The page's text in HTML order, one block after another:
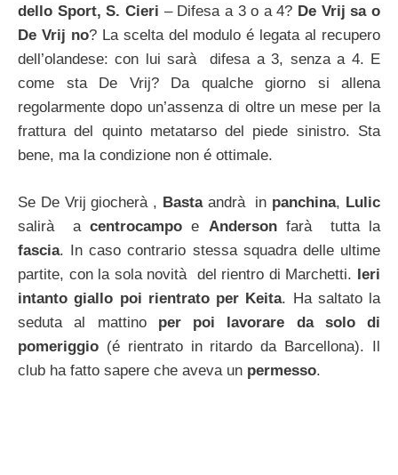
dello Sport, S. Cieri – Difesa a 3 o a 4? De Vrij sa o
De Vrij no? La scelta del modulo é legata al recupero
dell’olandese: con lui sarà difesa a 3, senza a 4. E
come sta De Vrij? Da qualche giorno si allena
regolarmente dopo un’assenza di oltre un mese per la
frattura del quinto metatarso del piede sinistro. Sta
bene, ma la condizione non é ottimale.
Se De Vrij giocherà , Bastaandrà in panchina, Lulic
salirà a centrocampo e Andersonfarà tutta la
fascia. In caso contrario stessa squadra delle ultime
partite, con la sola novità del rientro di Marchetti. Ieri
intanto giallo poi rientrato per Keita. Ha saltato la
seduta al mattino per poi lavorare da solo di
pomeriggio (é rientrato in ritardo da Barcellona). Il
club ha fatto sapere che aveva un permesso.